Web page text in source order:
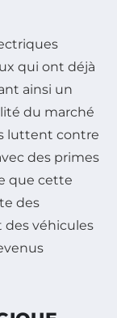
qui ont déjà
ainsi un
du marché
luttent contre
des primes
que cette
des
des véhicules